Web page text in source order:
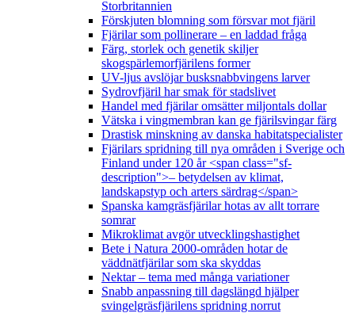
Storbritannien
Förskjuten blomning som försvar mot fjäril
Fjärilar som pollinerare – en laddad fråga
Färg, storlek och genetik skiljer
skogspärlemorfjärilens former
UV-ljus avslöjar busksnabbvingens larver
Sydrovfjäril har smak för stadslivet
Handel med fjärilar omsätter miljontals dollar
Vätska i vingmembran kan ge fjärilsvingar färg
Drastisk minskning av danska habitatspecialister
Fjärilars spridning till nya områden i Sverige och
Finland under 120 år <span class="sf-
description">– betydelsen av klimat,
landskapstyp och arters särdrag</span>
Spanska kamgräsfjärilar hotas av allt torrare
somrar
Mikroklimat avgör utvecklingshastighet
Bete i Natura 2000-områden hotar de
väddnätfjärilar som ska skyddas
Nektar – tema med många variationer
Snabb anpassning till dagslängd hjälper
svingelgräsfjärilens spridning norrut